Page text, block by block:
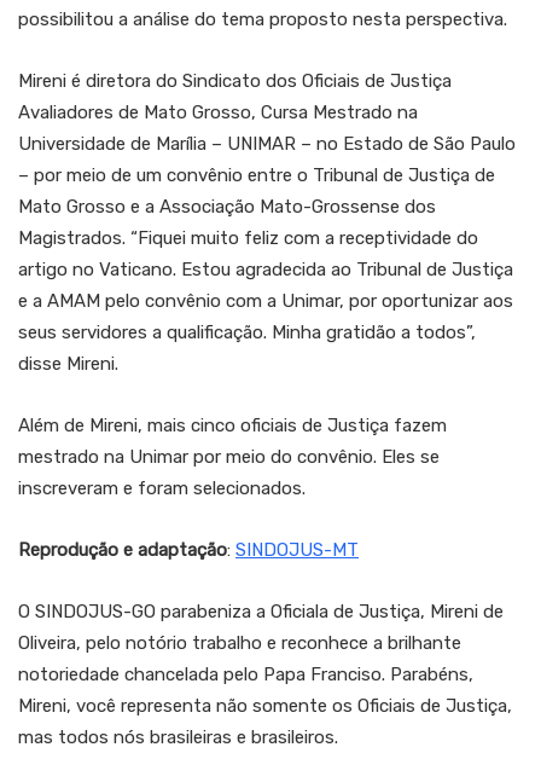
possibilitou a análise do tema proposto nesta perspectiva.
Mireni é diretora do Sindicato dos Oficiais de Justiça
Avaliadores de Mato Grosso, Cursa Mestrado na
Universidade de Marília – UNIMAR – no Estado de São Paulo
– por meio de um convênio entre o Tribunal de Justiça de
Mato Grosso e a Associação Mato-Grossense dos
Magistrados. “Fiquei muito feliz com a receptividade do
artigo no Vaticano. Estou agradecida ao Tribunal de Justiça
e a AMAM pelo convênio com a Unimar, por oportunizar aos
seus servidores a qualificação. Minha gratidão a todos”,
disse Mireni.
Além de Mireni, mais cinco oficiais de Justiça fazem
mestrado na Unimar por meio do convênio. Eles se
inscreveram e foram selecionados.
Reprodução e adaptação: SINDOJUS-MT
O SINDOJUS-GO parabeniza a Oficiala de Justiça, Mireni de
Oliveira, pelo notório trabalho e reconhece a brilhante
notoriedade chancelada pelo Papa Franciso. Parabéns,
Mireni, você representa não somente os Oficiais de Justiça,
mas todos nós brasileiras e brasileiros.